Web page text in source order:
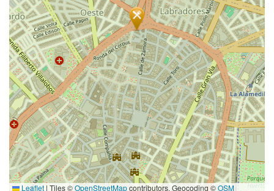
Leaflet | Tiles ©OpenStreetMapcontributors. Geocoding ©OSM